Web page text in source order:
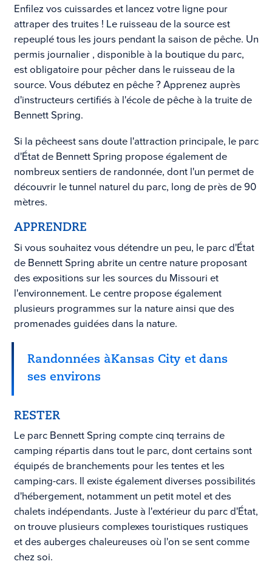
Enfilez vos cuissardes et lancez votre ligne pour
attraper des truites ! Le ruisseau de la source est
repeuplé tous les jours pendant la saison de pêche. Un
permis journalier , disponible à la boutique du parc,
est obligatoire pour pêcher dans le ruisseau de la
source. Vous débutez en pêche ? Apprenez auprès
d'instructeurs certifiés à l'école de pêche à la truite de
Bennett Spring.
Si la pêcheest sans doute l'attraction principale, le parc
d'État de Bennett Spring propose également de
nombreux sentiers de randonnée, dont l'un permet de
découvrir le tunnel naturel du parc, long de près de 90
mètres.
APPRENDRE
Si vous souhaitez vous détendre un peu, le parc d'État
de Bennett Spring abrite un centre nature proposant
des expositions sur les sources du Missouri et
l'environnement. Le centre propose également
plusieurs programmes sur la nature ainsi que des
promenades guidées dans la nature.
Randonnées àKansas City et dans
ses environs
RESTER
Le parc Bennett Spring compte cinq terrains de
camping répartis dans tout le parc, dont certains sont
équipés de branchements pour les tentes et les
camping-cars. Il existe également diverses possibilités
d'hébergement, notamment un petit motel et des
chalets indépendants. Juste à l'extérieur du parc d'État,
on trouve plusieurs complexes touristiques rustiques
et des auberges chaleureuses où l'on se sent comme
chez soi.